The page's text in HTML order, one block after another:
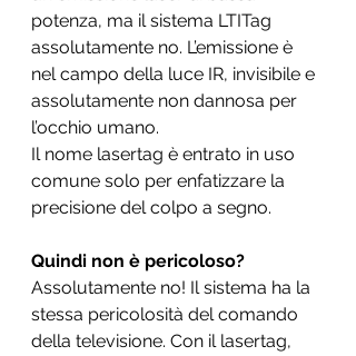
potenza, ma il sistema LTITag
assolutamente no. L’emissione è
nel campo della luce IR, invisibile e
assolutamente non dannosa per
l’occhio umano.
Il nome lasertag è entrato in uso
comune solo per enfatizzare la
precisione del colpo a segno.
Quindi non è pericoloso?
Assolutamente no! Il sistema ha la
stessa pericolosità del comando
della televisione. Con il lasertag,